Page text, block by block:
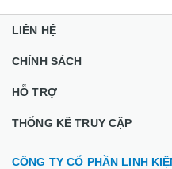
LIÊN HỆ
CHÍNH SÁCH
HỖ TRỢ
THỐNG KÊ TRUY CẬP
CÔNG TY CỔ PHẦN LINH